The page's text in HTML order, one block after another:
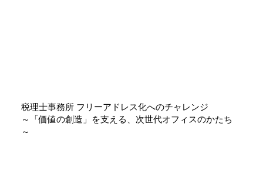
税理士事務所 フリーアドレス化へのチャレンジ
～「価値の創造」を支える、次世代オフィスのかたち
～